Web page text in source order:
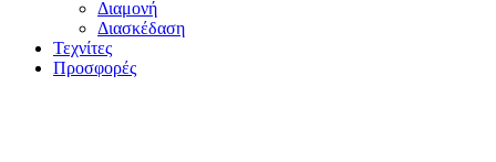
Διαμονή
Διασκέδαση
Τεχνίτες
Προσφορές